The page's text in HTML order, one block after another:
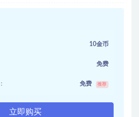
10金币
免费
免费 推荐
立即购买